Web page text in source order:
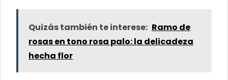
Quizás también te interese: Ramo de
rosas en tono rosa palo: la delicadeza
hecha flor